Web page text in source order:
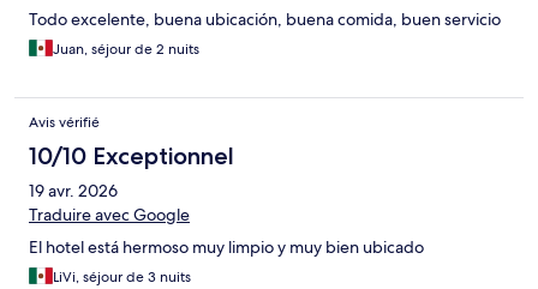
Todo excelente, buena ubicación, buena comida, buen servicio
Juan, séjour de 2 nuits
Avis vérifié
10/10 Exceptionnel
19 avr. 2026
Traduire avec Google
El hotel está hermoso muy limpio y muy bien ubicado
LiVi, séjour de 3 nuits